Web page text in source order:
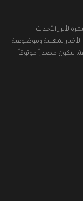
لأبرز الأحداث
بمهنية وموضوعية
لتكون مصدراً موثوقاً